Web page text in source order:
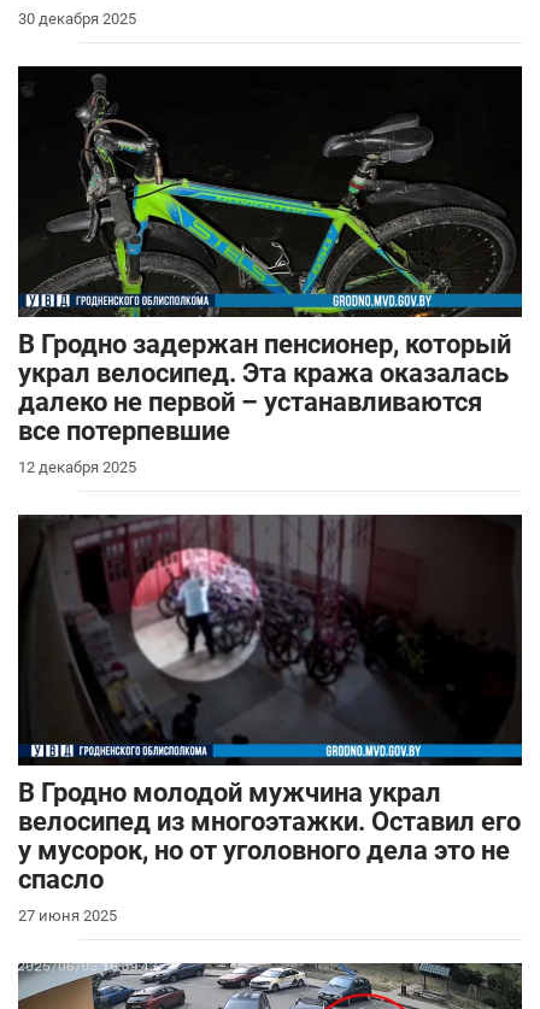
30 декабря 2025
В Гродно задержан пенсионер, который
украл велосипед. Эта кража оказалась
далеко не первой – устанавливаются
все потерпевшие
12 декабря 2025
В Гродно молодой мужчина украл
велосипед из многоэтажки. Оставил его
у мусорок, но от уголовного дела это не
спасло
27 июня 2025